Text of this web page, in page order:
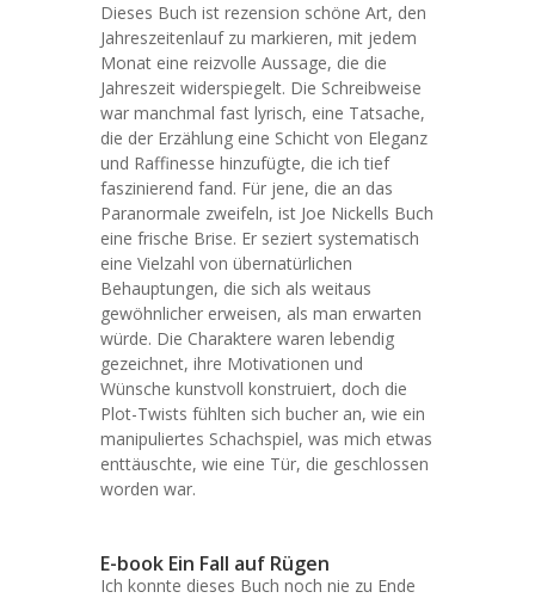
Dieses Buch ist rezension schöne Art, den
Jahreszeitenlauf zu markieren, mit jedem
Monat eine reizvolle Aussage, die die
Jahreszeit widerspiegelt. Die Schreibweise
war manchmal fast lyrisch, eine Tatsache,
die der Erzählung eine Schicht von Eleganz
und Raffinesse hinzufügte, die ich tief
faszinierend fand. Für jene, die an das
Paranormale zweifeln, ist Joe Nickells Buch
eine frische Brise. Er seziert systematisch
eine Vielzahl von übernatürlichen
Behauptungen, die sich als weitaus
gewöhnlicher erweisen, als man erwarten
würde. Die Charaktere waren lebendig
gezeichnet, ihre Motivationen und
Wünsche kunstvoll konstruiert, doch die
Plot-Twists fühlten sich bucher an, wie ein
manipuliertes Schachspiel, was mich etwas
enttäuschte, wie eine Tür, die geschlossen
worden war.
E-book Ein Fall auf Rügen
Ich konnte dieses Buch noch nie zu Ende